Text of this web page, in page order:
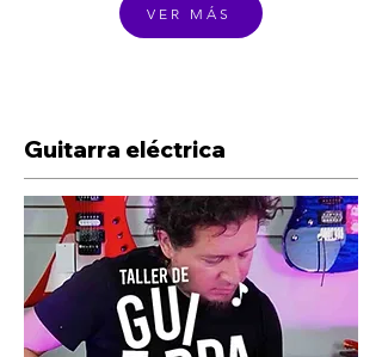
VER MÁS
Guitarra eléctrica